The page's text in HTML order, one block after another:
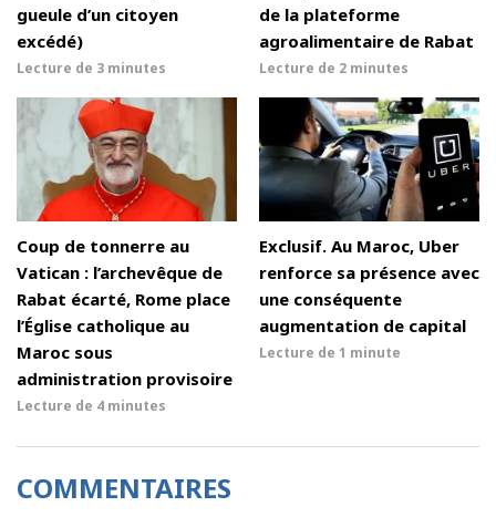
gueule d’un citoyen
excédé)
Lecture de 3 minutes
de la plateforme
agroalimentaire de Rabat
Lecture de 2 minutes
Coup de tonnerre au
Vatican : l’archevêque de
Rabat écarté, Rome place
l’Église catholique au
Maroc sous
administration provisoire
Lecture de 4 minutes
Exclusif. Au Maroc, Uber
renforce sa présence avec
une conséquente
augmentation de capital
Lecture de 1 minute
COMMENTAIRES